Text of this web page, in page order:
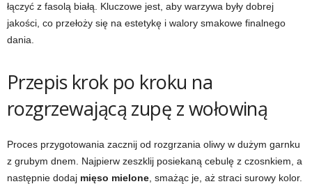
łączyć z fasolą białą. Kluczowe jest, aby warzywa były dobrej
jakości, co przełoży się na estetykę i walory smakowe finalnego
dania.
Przepis krok po kroku na
rozgrzewającą zupę z wołowiną
Proces przygotowania zacznij od rozgrzania oliwy w dużym garnku
z grubym dnem. Najpierw zeszklij posiekaną cebulę z czosnkiem, a
następnie dodaj mięso mielone , smażąc je, aż straci surowy kolor.